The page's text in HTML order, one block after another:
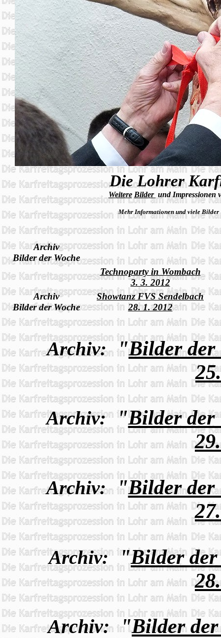
Die Lohrer
Weitere Bilder und Impressionen
Mehr Informationen und viele
Archiv
Bilder der Woche
Technoparty in Wombach
3. 3. 2012
Archiv
Bilder der Woche
Showtanz FVS Sendelbach
28. 1. 2012
Archiv:"Bilder der
Archiv:"Bilder der
Archiv:"Bilder der
Archiv:"Bilder der
Archiv:"Bilder der